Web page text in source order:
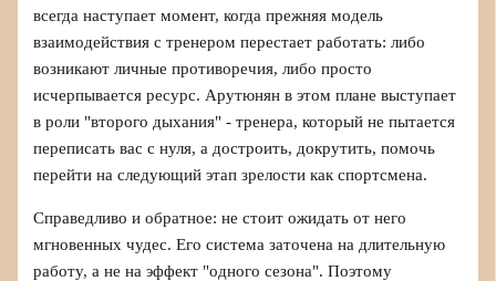
всегда наступает момент, когда прежняя модель
взаимодействия с тренером перестает работать: либо
возникают личные противоречия, либо просто
исчерпывается ресурс. Арутюнян в этом плане выступает
в роли "второго дыхания" - тренера, который не пытается
переписать вас с нуля, а достроить, докрутить, помочь
перейти на следующий этап зрелости как спортсмена.
Справедливо и обратное: не стоит ожидать от него
мгновенных чудес. Его система заточена на длительную
работу, а не на эффект "одного сезона". Поэтому